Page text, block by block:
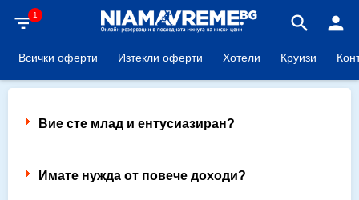
filter_list1 search person
Всички оферти Изтекли оферти Хотели Круизи
Вие сте млад и ентусиазиран?
Имате нужда от повече доходи?